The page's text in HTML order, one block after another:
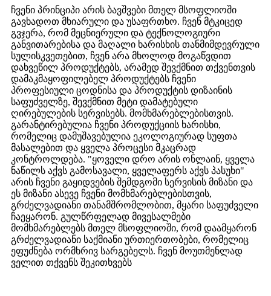
ჩვენი პრინციპი არის ბავშვები მთელ მსოფლიოში
გავხადოთ მხიარული და უსაფრთხო. ჩვენ მტკიცედ
გვჯერა, რომ მეცნიერული და ტექნოლოგიური
განვითარებისა და მაღალი ხარისხის თანმიმდევრული
სულისკვეთებით, ჩვენ არა მხოლოდ მოგაწვდით
დახვეწილ პროდუქტებს, არამედ შევქმნით თქვენთვის
დამაკმაყოფილებელ პროდუქტებს ჩვენი
პროფესიული ცოდნისა და პროდუქტის დიზაინის
საფუძველზე, შევქმნით მეტი დამატებული
ღირებულების სერვისებს. მომხმარებლებისთვის.
გარანტირებულია ჩვენი პროდუქციის ხარისხი,
რომელიც დამუშავებულია ეკოლოგიურად სუფთა
მასალებით და ყველა პროცესი მკაცრად
კონტროლდება. "ყოველი დრო არის ონლაინ, ყველა
ნაწილს აქვს გამოსავალი, ყველაფერს აქვს პასუხი"
არის ჩვენი გაყიდვების შემდგომი სერვისის მიზანი და
ეს მიზანი ასევე ჩვენი მომხმარებლებისთვის,
გრძელვადიანი თანამშრომლობით, მყარი საფუძველი
ჩაეყარონ. გულწრფელად მივესალმები
მომხმარებლებს მთელ მსოფლიოში, რომ დაამყარონ
გრძელვადიანი საქმიანი ურთიერთობები, რომელიც
ეფუძნება ორმხრივ სარგებელს. ჩვენ მოუთმენლად
ველით თქვენს შეკითხვებს